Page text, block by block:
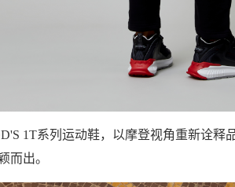
1T系列运动鞋，以摩登视角重新诠释
而出。